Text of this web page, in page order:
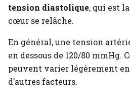
tension diastolique, qui est
cœur se relâche.
En général, une tension
en dessous de 120/80 mmHg.
peuvent varier légèrement
d’autres facteurs.